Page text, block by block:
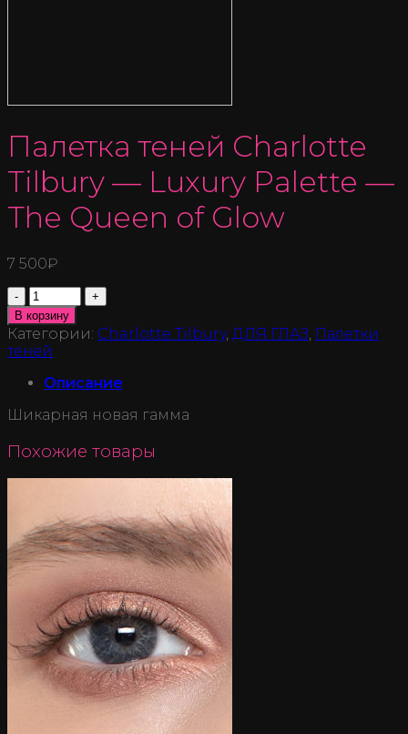
Палетка теней Charlotte
Tilbury — Luxury Palette —
The Queen of Glow
7 500₽
Количество
В корзину
Категории: Charlotte Tilbury, ДЛЯ ГЛАЗ, Палетки
теней
Описание
Шикарная новая гамма
Похожие товары